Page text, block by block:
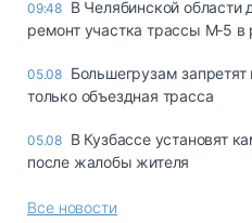
09:48 В Челябинской области
ремонт участка трассы М‑5
05.08 Большегрузам
только объездная трасса
05.08 В Кузбассе установят
после жалобы жителя
Все новости